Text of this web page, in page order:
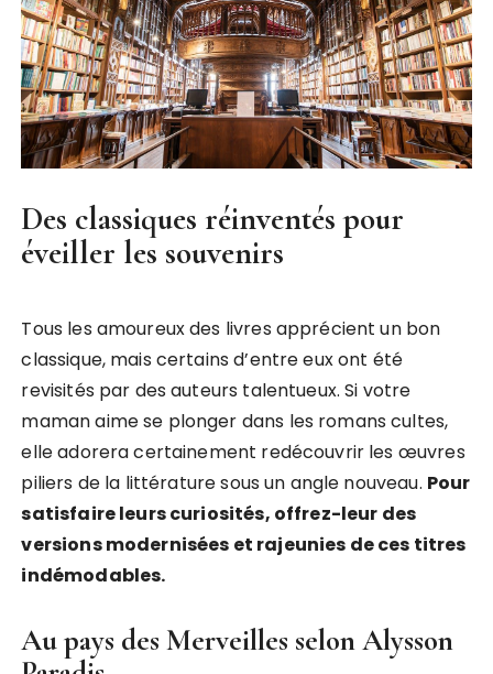
Des classiques réinventés pour
éveiller les souvenirs
Tous les amoureux des livres apprécient un bon
classique, mais certains d’entre eux ont été
revisités par des auteurs talentueux. Si votre
maman aime se plonger dans les romans cultes,
elle adorera certainement redécouvrir les œuvres
piliers de la littérature sous un angle nouveau. Pour
satisfaire leurs curiosités, offrez-leur des
versions modernisées et rajeunies de ces titres
indémodables.
Au pays des Merveilles selon Alysson